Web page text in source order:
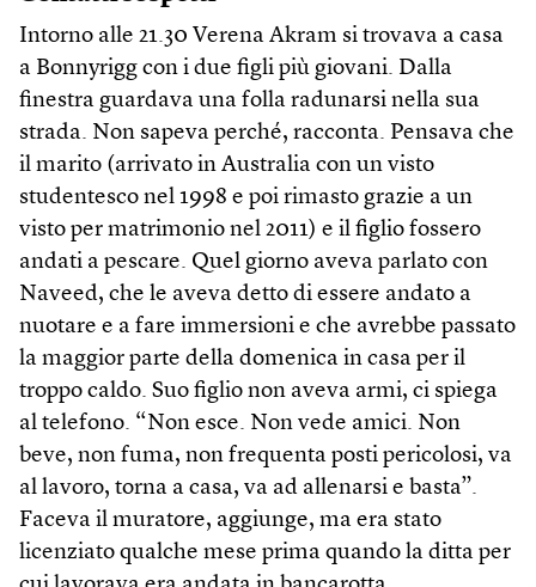
Intorno alle 21.30 Verena Akram si trovava a casa
a Bonnyrigg con i due figli più giovani. Dalla
finestra guardava una folla radunarsi nella sua
strada. Non sapeva perché, racconta. Pensava che
il marito (arrivato in Australia con un visto
studentesco nel 1998 e poi rimasto grazie a un
visto per matrimonio nel 2011) e il figlio fossero
andati a pescare. Quel giorno aveva parlato con
Naveed, che le aveva detto di essere andato a
nuotare e a fare immersioni e che avrebbe passato
la maggior parte della domenica in casa per il
troppo caldo. Suo figlio non aveva armi, ci spiega
al telefono. “Non esce. Non vede amici. Non
beve, non fuma, non frequenta posti pericolosi, va
al lavoro, torna a casa, va ad allenarsi e basta”.
Faceva il muratore, aggiunge, ma era stato
licenziato qualche mese prima quando la ditta per